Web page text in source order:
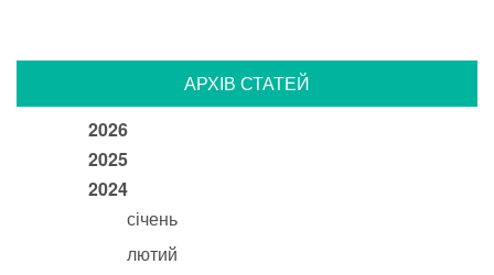
АРХІВ СТАТЕЙ
2026
2025
2024
січень
лютий